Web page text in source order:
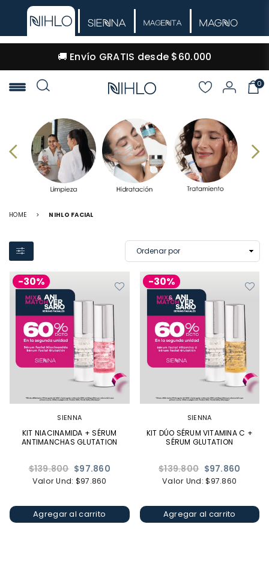
🚚 Envío GRATIS desde $60.000
NIHLO
0
HOME > NIHLO FACIAL
-30%
SIENNA
KIT NIACINAMIDA + SÉRUM
ANTIMANCHAS GLUTATION
Precio
habitual
$139.800 $97.860
Valor Und: $97.860
Agregar al carrito
-30%
SIENNA
KIT DÚO SÉRUM VITAMINA C +
SÉRUM GLUTATION
Precio
habitual
$139.800 $97.860
Valor Und: $97.860
Agregar al carrito